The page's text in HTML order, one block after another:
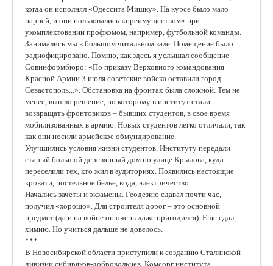
когда он исполнял «Одессита Мишку». На курсе было мало
парней, и они пользовались «преимуществом» при
укомплектовании профкомом, например, футбольной команды.
Занимались мы в большом читальном зале. Помещение было
радиофицировано. Помню, как здесь я услышал сообщение
Совинформбюро: «По приказу Верховного командования
Красной Армии 3 июля советские войска оставили город
Севастополь...». Обстановка на фронтах была сложной. Тем не
менее, вышло решение, по которому в институт стали
возвращать фронтовиков – бывших студентов, в свое время
мобилизованных в армию. Новых студентов легко отличали, так
как они носили армейское обмундирование.
Улучшились условия жизни студентов. Институту передали
старый большой деревянный дом по улице Крылова, куда
переселили тех, кто жил в аудиториях. Появились настоящие
кровати, постельное белье, вода, электричество.
Начались зачеты и экзамены. Геодезию сдавал почти час,
получил «хорошо». Для строителя дорог – это основной
предмет (да и на войне он очень даже пригодился). Еще сдал
химию. Но учиться дальше не довелось.
***
В Новосибирской области приступили к созданию Сталинской
дивизии сибиряков-добровольцев. Комсорг института